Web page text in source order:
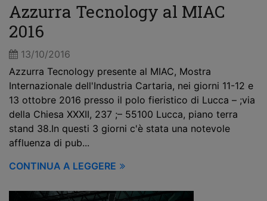
Azzurra Tecnology al MIAC
2016
13/10/2016
Azzurra Tecnology presente al MIAC, Mostra
Internazionale dell'Industria Cartaria, nei giorni 11-12 e
13 ottobre 2016 presso il polo fieristico di Lucca – ;via
della Chiesa XXXII, 237 ;– 55100 Lucca, piano terra
stand 38.In questi 3 giorni c'è stata una notevole
affluenza di pub...
CONTINUA A LEGGERE